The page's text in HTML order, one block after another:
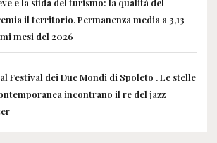
e la sfida del turismo: la qualità del
il territorio. Permanenza media a 3,13
mesi del 2026
Festival dei Due Mondi di Spoleto . Le stelle
incontrano il re del jazz